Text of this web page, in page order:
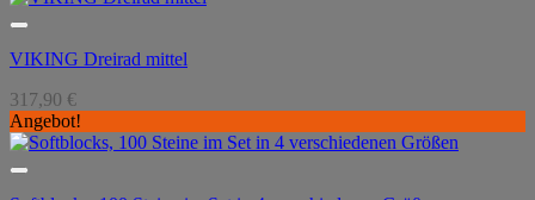
VIKING Dreirad mittel
317,90 €
Angebot!